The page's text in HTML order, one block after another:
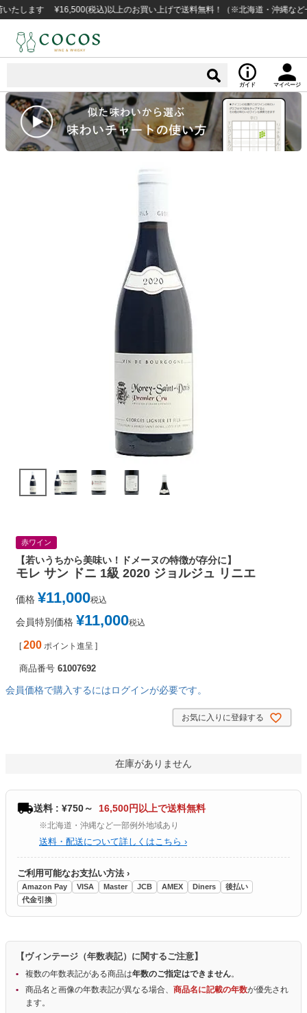
す ¥16,500(税込)以上のお買い上げで送料無料！（※北海道・沖縄など一部例
ガイド マイページ
赤ワイン
【若いうちから美味い！ドメーヌの特徴が存分に】
モレ サン ドニ 1級 2020 ジョルジュ リニエ
価格 ¥11,000税込
会員特別価格 ¥11,000税込
[ 200 ポイント進呈 ]
商品番号 61007692
会員価格で購入するにはログインが必要です。
お気に入りに登録する
在庫がありません
送料 : ¥750～ 16,500円以上で送料無料
※北海道・沖縄など一部例外地域あり
送料・配送について詳しくはこちら ›
ご利用可能なお支払い方法 ›
Amazon Pay VISA Master JCB AMEX Diners
後払い
代金引換
【ヴィンテージ（年数表記）に関するご注意】
複数の年数表記がある商品は年数のご指定はできません。
商品名と画像の年数表記が異なる場合、 商品名に記載の年数が優先され
ます。